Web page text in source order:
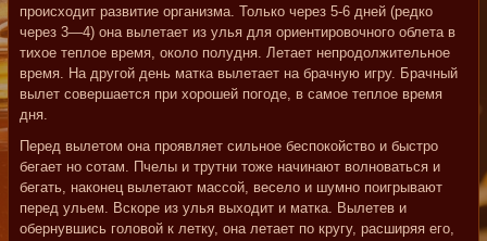
происходит развитие организма. Только через 5-6 дней (редко
через 3—4) она вылетает из улья для ориентировочного облета в
тихое теплое время, около полудня. Летает непродолжительное
время. На другой день матка вылетает на брачную игру. Брачный
вылет совершается при хорошей погоде, в самое теплое время
дня.
Перед вылетом она проявляет сильное беспокойство и быстро
бегает но сотам. Пчелы и трутни тоже начинают волноваться и
бегать, наконец вылетают массой, весело и шумно поигрывают
перед ульем. Вскоре из улья выходит и матка. Вылетев и
обернувшись головой к летку, она летает по кругу, расширяя его,